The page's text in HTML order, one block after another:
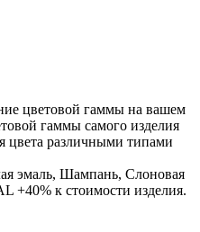
цветовой гаммы на вашем
гаммы самого изделия
цвета различными типами
эмаль, Шампань, Слоновая
+40% к стоимости изделия.